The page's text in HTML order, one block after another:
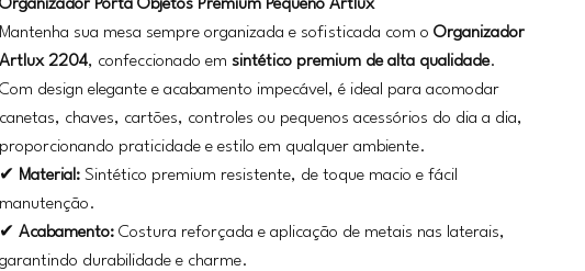
Organizador Porta Objetos Premium Pequeno Artlux
Mantenha sua mesa sempre organizada e sofisticada com o Organizador
Artlux 2204, confeccionado em sintético premium de alta qualidade.
Com design elegante e acabamento impecável, é ideal para acomodar
canetas, chaves, cartões, controles ou pequenos acessórios do dia a dia,
proporcionando praticidade e estilo em qualquer ambiente.
✔ Material: Sintético premium resistente, de toque macio e fácil
manutenção.
✔ Acabamento: Costura reforçada e aplicação de metais nas laterais,
garantindo durabilidade e charme.